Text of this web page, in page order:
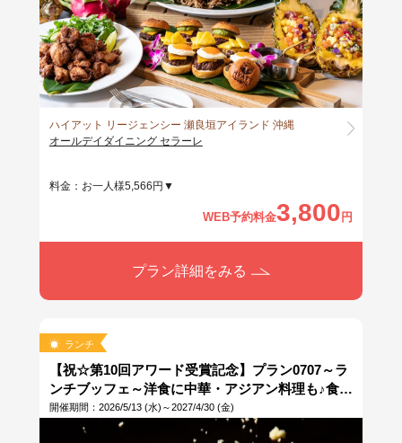
ハイアット リージェンシー 瀬良垣アイランド 沖縄
オールデイダイニング セラーレ
料金：お一人様5,566円▼
WEB予約料金3,800円
プラン詳細をみる
ランチ
【祝☆第10回アワード受賞記念】プラン0707～ラ
ンチブッフェ～洋食に中華・アジアン料理も♪食べ
放題！
開催期間：2026/5/13 (水)～2027/4/30 (金)